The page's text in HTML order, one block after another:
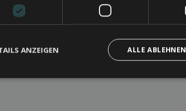
ich die Einwilligung in die Erhebung und Nutzung
von BrandSimpli GmbH.
Ihre Privatsphäre schützen und respektieren,
klicken, stimmen Sie zu, dass BrandSimpli
angegebenen Zweck verarbeitet.
ALLE ABLEHNEN
ANZEIGEN